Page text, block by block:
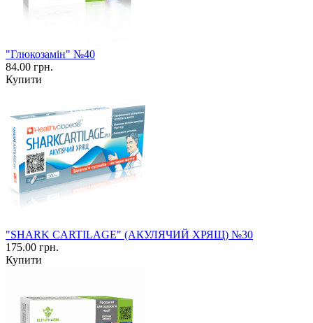
"Глюкозамін" №40
84.00 грн.
Купити
"SHARK CARTILAGE" (АКУЛЯЧИЙ ХРЯЩ) №30
175.00 грн.
Купити